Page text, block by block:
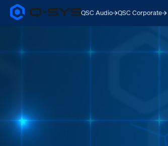
Q-
Products
Homepage
QSC Audio QSC Corporate